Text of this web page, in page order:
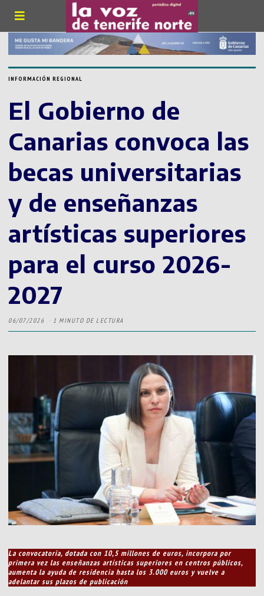
INFORMACIÓN REGIONAL
El Gobierno de
Canarias convoca las
becas universitarias
y de enseñanzas
artísticas superiores
para el curso 2026-
2027
06/07/2026 1 MINUTO DE LECTURA
La convocatoria, dotada con 10,5 millones de euros, incorpora por
primera vez las enseñanzas artísticas superiores en centros públicos,
aumenta la ayuda de residencia hasta los 3.000 euros y vuelve a
adelantar sus plazos de publicación